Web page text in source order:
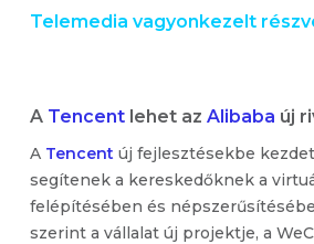
Telemedia vagyonkezelt
A Tencentlehet az Alibaba új
A Tencent új fejlesztésekbe
segítenek a kereskedőknek a
felépítésében és
szerint a vállalat új projektje, a